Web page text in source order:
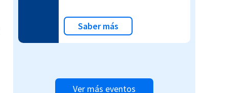
Saber más
Ver más eventos